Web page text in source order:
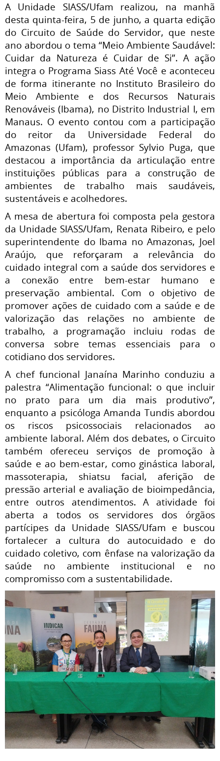
A Unidade SIASS/Ufam realizou, na manhã
desta quinta-feira, 5 de junho, a quarta edição
do Circuito de Saúde do Servidor, que neste
ano abordou o tema “Meio Ambiente Saudável:
Cuidar da Natureza é Cuidar de Si”. A ação
integra o Programa Siass Até Você e aconteceu
de forma itinerante no Instituto Brasileiro do
Meio Ambiente e dos Recursos Naturais
Renováveis (Ibama), no Distrito Industrial I, em
Manaus. O evento contou com a participação
do reitor da Universidade Federal do
Amazonas (Ufam), professor Sylvio Puga, que
destacou a importância da articulação entre
instituições públicas para a construção de
ambientes de trabalho mais saudáveis,
sustentáveis e acolhedores.
A mesa de abertura foi composta pela gestora
da Unidade SIASS/Ufam, Renata Ribeiro, e pelo
superintendente do Ibama no Amazonas, Joel
Araújo, que reforçaram a relevância do
cuidado integral com a saúde dos servidores e
a conexão entre bem-estar humano e
preservação ambiental. Com o objetivo de
promover ações de cuidado com a saúde e de
valorização das relações no ambiente de
trabalho, a programação incluiu rodas de
conversa sobre temas essenciais para o
cotidiano dos servidores.
A chef funcional Janaína Marinho conduziu a
palestra “Alimentação funcional: o que incluir
no prato para um dia mais produtivo”,
enquanto a psicóloga Amanda Tundis abordou
os riscos psicossociais relacionados ao
ambiente laboral. Além dos debates, o Circuito
também ofereceu serviços de promoção à
saúde e ao bem-estar, como ginástica laboral,
massoterapia, shiatsu facial, aferição de
pressão arterial e avaliação de bioimpedância,
entre outros atendimentos. A atividade foi
aberta a todos os servidores dos órgãos
partícipes da Unidade SIASS/Ufam e buscou
fortalecer a cultura do autocuidado e do
cuidado coletivo, com ênfase na valorização da
saúde no ambiente institucional e no
compromisso com a sustentabilidade.